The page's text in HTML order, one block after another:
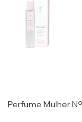
Perfume Mulher